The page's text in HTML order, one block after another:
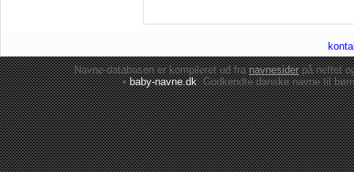
Navne-databasen er kompileret ud franavnesiderpå nettet
•baby-navne.dk: Godkendte danskenavne til børn